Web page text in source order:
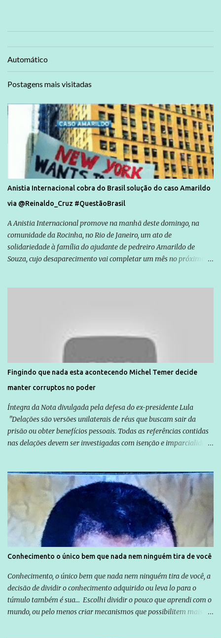
Automático
Postagens mais visitadas
Anistia Internacional cobra do Brasil solução do caso Amarildo
via @Reinaldo_Cruz #QuestãoBrasil
A Anistia Internacional promove na manhã deste domingo, na
comunidade da Rocinha, no Rio de Janeiro, um ato de
solidariedade à família do ajudante de pedreiro Amarildo de
Souza, cujo desaparecimento vai completar um mês no próximo
são vítimas de violência, estão em situação de risco ou têm seus
direitos violados. Leia mais: Anistia Internacional cobra do Brasil
solução do caso Amarildo - Terra Brasil
Fingindo que nada esta acontecendo Michel Temer decide
manter corruptos no poder
Íntegra da Nota divulgada pela defesa do ex-presidente Lula
"Delações são versões unilaterais de réus que buscam sair da
prisão ou obter benefícios pessoais. Todas as referências contidas
nas delações devem ser investigadas com isenção e imparcialidade
Globo manteve com o Grupo Odebrecht, citada na delação de
Emílio Odebrecht. Lula sempre atuou para promover o Brasil no
exterior, e não para promover determinadas empresas ou
empresários" Assina a nota o advogado Cristiano Zanin Martins
Conhecimento o único bem que nada nem ninguém tira de você
Conhecimento, o único bem que nada nem ninguém tira de você, a
decisão de dividir o conhecimento adquirido ou leva lo para o
túmulo também é sua... Escolhi dividir o pouco que aprendi com o
mundo, ou pelo menos criar mecanismos que possibilitem mais e